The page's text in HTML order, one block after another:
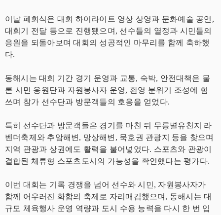
이날 폐회식은 대회 하이라이트 영상 상영과 문화예술 공연,
대회기 전달 등으로 진행됐으며, 선수들의 열정과 시민들의
응원을 되돌아보며 대회의 성공적인 마무리를 함께 축하했
다.
동해시는 대회 기간 경기 운영과 교통, 숙박, 안전대책은 물
론 시민 응원단과 자원봉사자 운영, 환영 분위기 조성에 힘
쓰며 참가 선수단과 방문객들의 호응을 얻었다.
특히 선수단과 방문객들은 경기를 마친 뒤 무릉별유천지 라
벤더축제와 추암해변, 망상해변, 묵호권 관광지 등을 찾으며
지역 관광과 상권에도 활력을 불어넣었다. 스포츠와 관광이
결합된 체류형 스포츠도시의 가능성을 확인했다는 평가다.
이번 대회는 기록 경쟁을 넘어 선수와 시민, 자원봉사자가
함께 어우러진 화합의 축제로 자리매김했으며, 동해시는 대
규모 체육행사 운영 역량과 도시 수용 능력을 다시 한 번 입